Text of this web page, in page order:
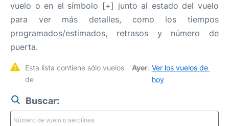
vuelo o en el símbolo [+] junto al estado del vuelo
para ver más detalles, como los tiempos
programados/estimados, retrasos y número de
puerta.
Esta lista contiene sólo vuelos
de
Ayer. Ver los vuelos de
hoy
Buscar: